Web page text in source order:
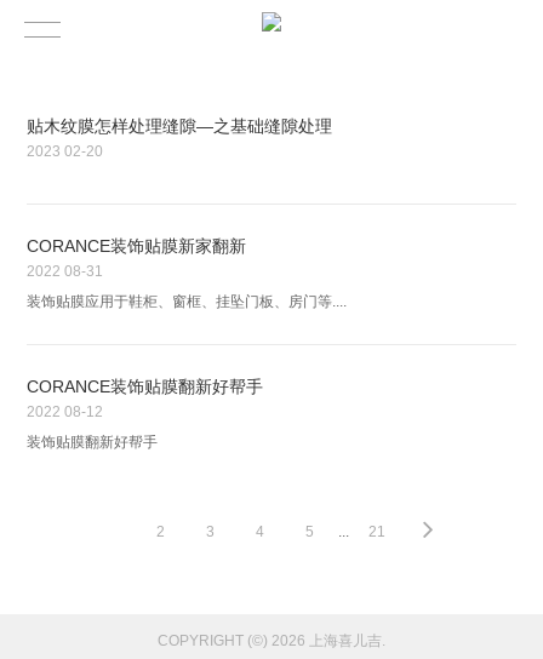
贴木纹膜怎样处理缝隙—之基础缝隙处理
2023 02-20
CORANCE装饰贴膜新家翻新
2022 08-31
装饰贴膜应用于鞋柜、窗框、挂坠门板、房门等....
CORANCE装饰贴膜翻新好帮手
2022 08-12
装饰贴膜翻新好帮手
2 3 4 5 ... 21
COPYRIGHT (©) 2026 上海喜儿吉.